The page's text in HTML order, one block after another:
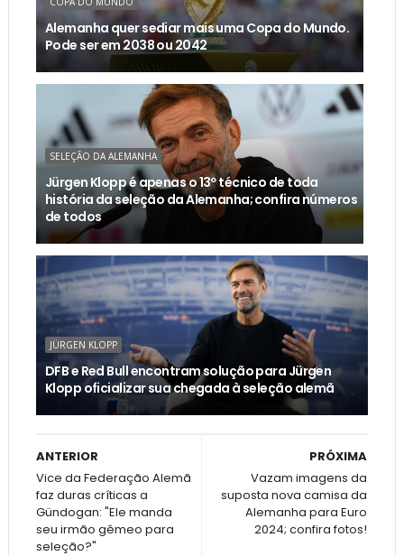
Alemanha quer sediar mais uma Copa do Mundo.
Pode ser em 2038 ou 2042
SELEÇÃO DA ALEMANHA
Jürgen Klopp é apenas o 13º técnico de toda
história da seleção da Alemanha; confira números
de todos
JÜRGEN KLOPP
DFB e Red Bull encontram solução para Jürgen
Klopp oficializar sua chegada à seleção alemã
PRÓXIMA
Vazam imagens da
suposta nova camisa da
Alemanha para Euro
2024; confira fotos!
ANTERIOR
Vice da Federação Alemã
faz duras críticas a
Gündogan: "Ele manda
seu irmão gêmeo para
seleção?"